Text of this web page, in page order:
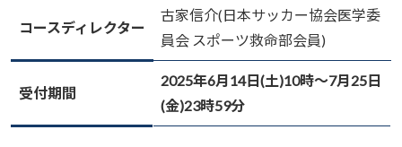
コースディレクター
古家信介(日本サッカー協会医学委
員会 スポーツ救命部会員)
受付期間
2025年6月14日(土)10時〜7月25日
(金)23時59分